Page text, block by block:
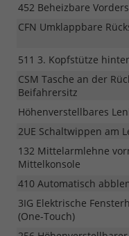
452 Beheizbare
CFN Umklappbare
511 3. Kopfstütze
CSM Tasche an der
Beifahrersitz
Höhenverstellbares
2UE Schaltwippen am
132 Mittelarmlehne
Mittelkonsole
410 Automatisch
3IG Elektrische
(One-Touch)